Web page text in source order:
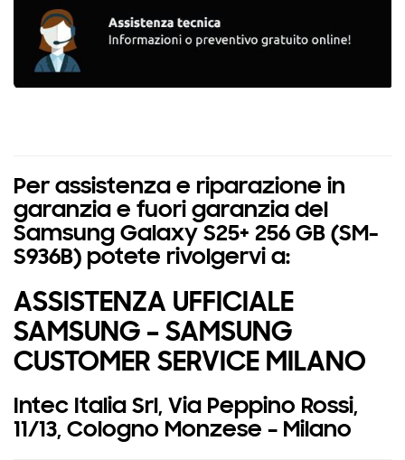
Per assistenza e riparazione in
garanzia e fuori garanzia del
Samsung Galaxy S25+ 256 GB (SM-
S936B) potete rivolgervi a:
ASSISTENZA UFFICIALE
SAMSUNG – SAMSUNG
CUSTOMER SERVICE MILANO
Intec Italia Srl, Via Peppino Rossi,
11/13, Cologno Monzese – Milano